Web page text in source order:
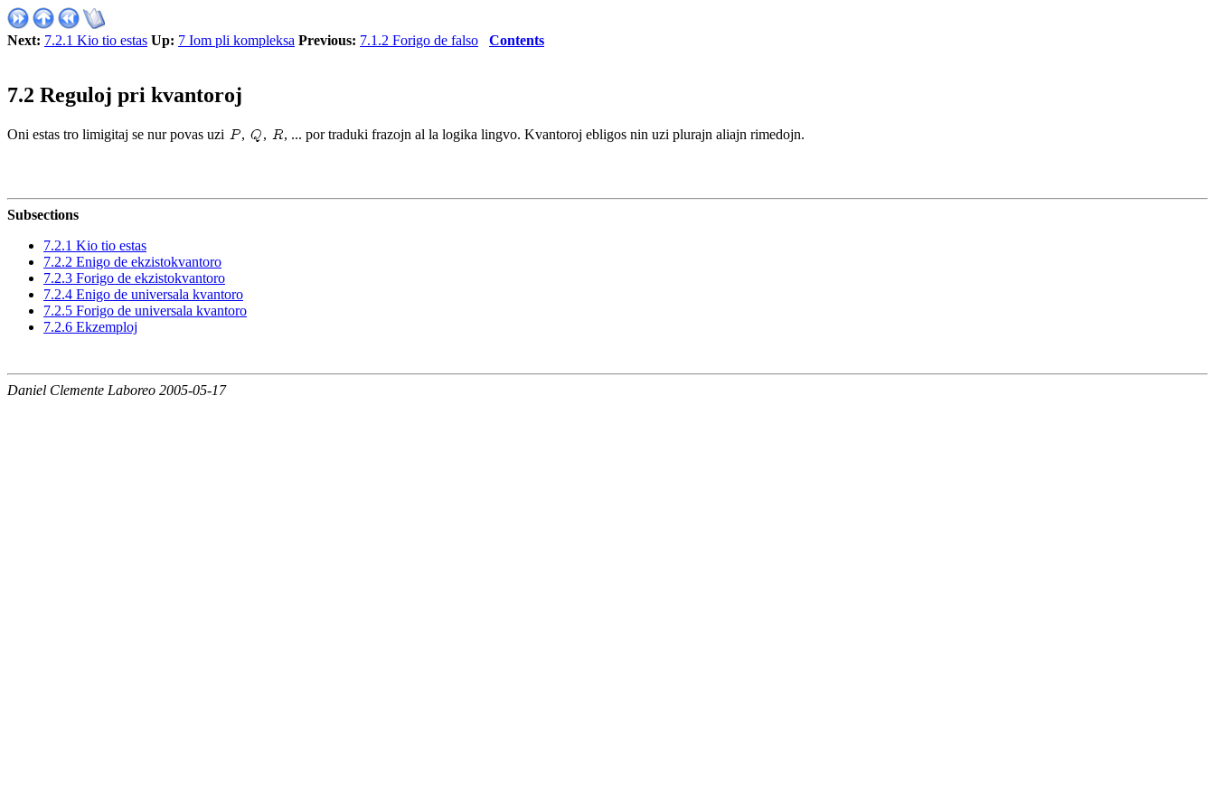
Next: 7.2.1 Kio tio estas Up: 7 Iom pli kompleksa Previous: 7.1.2 Forigo de falso Contents
7.2 Reguloj pri kvantoroj
Oni estas tro limigitaj se nur povas uzi , , , ... por traduki frazojn al la logika lingvo. Kvantoroj ebligos nin uzi plurajn aliajn rimedojn.
Subsections
7.2.1 Kio tio estas
7.2.2 Enigo de ekzistokvantoro
7.2.3 Forigo de ekzistokvantoro
7.2.4 Enigo de universala kvantoro
7.2.5 Forigo de universala kvantoro
7.2.6 Ekzemploj
Daniel Clemente Laboreo 2005-05-17